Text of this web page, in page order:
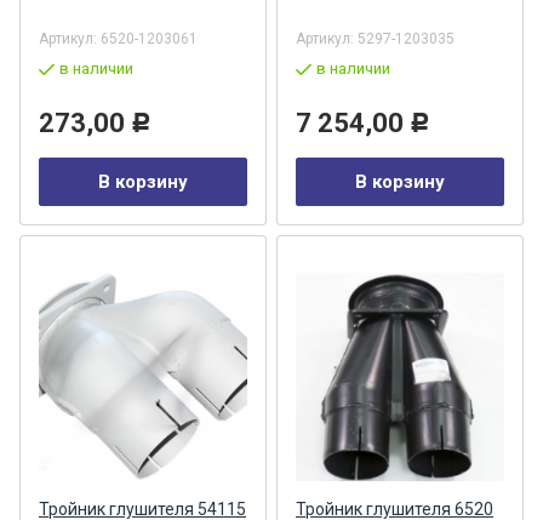
Артикул: 6520-1203061
в наличии
273,00 Р
В корзину
Артикул: 5297-1203035
в наличии
7 254,00 Р
В корзину
Тройник глушителя 54115
Тройник глушителя 6520